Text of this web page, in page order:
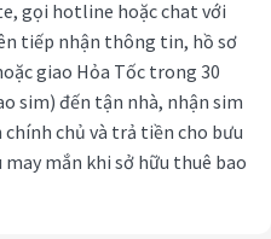
gọi hotline hoặc chat với
tiếp nhận thông tin, hồ sơ
giao Hỏa Tốc trong 30
sim) đến tận nhà, nhận sim
chủ và trả tiền cho bưu
may mắn khi sở hữu thuê bao